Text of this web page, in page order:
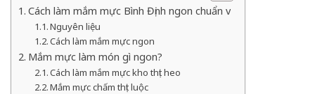
Cách làm mắm mực Bình Định ngon chuẩn vị
Nguyên liệu
Cách làm mắm mực ngon
Mắm mực làm món gì ngon?
Cách làm mắm mực kho thịt heo
Mắm mực chấm thịt luộc